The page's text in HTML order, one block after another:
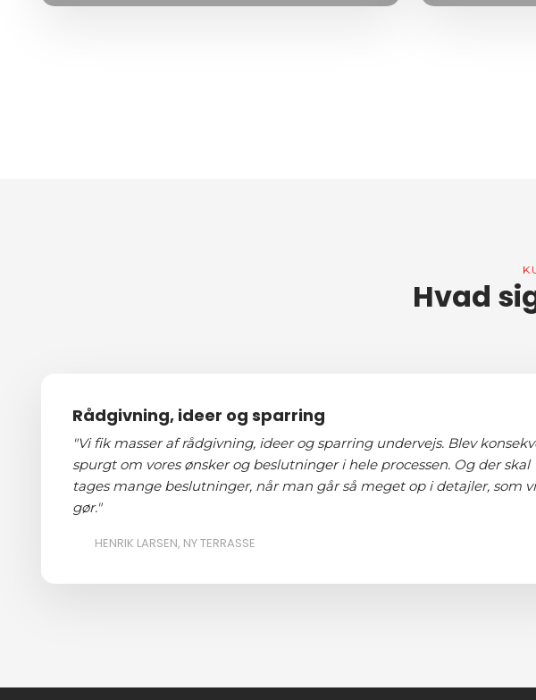
Hvad
Rådgivning, ideer og sparring
"Vi fik masser af rådgivning, ideer og sparring undervejs. Blev
spurgt om vores ønsker og beslutninger i hele processen. Og der skal
tages mange beslutninger, når man går så meget op i detajler, som vi
gør."
HENRIK LARSEN, NY TERRASSE